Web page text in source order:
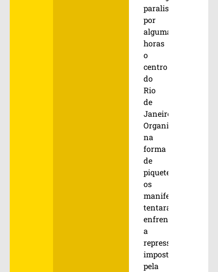
paralisar
por
algumas
horas
o
centro
do
Rio
de
Janeiro.
Organizados
na
forma
de
piquetes,
os
manifestantes
tentaram
enfrentar
a
repressão
imposta
pela